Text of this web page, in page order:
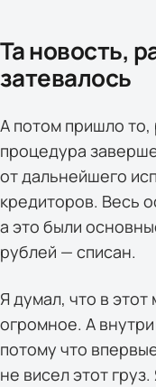
Та новость,
затевалось
А потом пришло то,
процедура
от дальнейшего
кредиторов. Весь
а это были
рублей — списан.
Я думал, что в
огромное. А
потому что
не висел этот